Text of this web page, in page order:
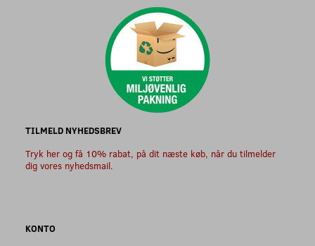
TILMELD NYHEDSBREV
Tryk her og få 10% rabat, på dit næste køb, når du tilmelder
dig vores nyhedsmail.
KONTO